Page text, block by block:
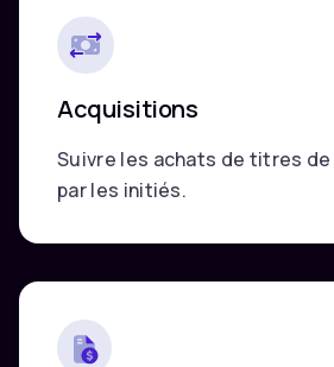
Acquisitions
Suivre les achats de titres
par les initiés.